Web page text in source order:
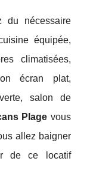
du nécessaire
équipée,
climatisées,
écran plat,
salon de
Plage vous
allez baigner
de ce locatif